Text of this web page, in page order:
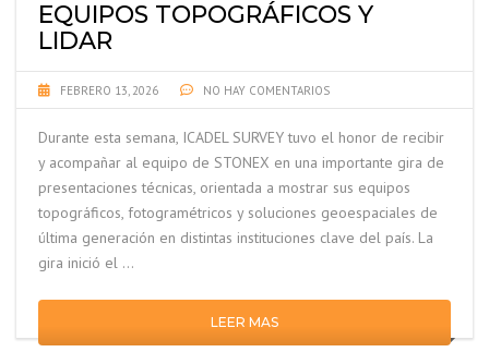
EQUIPOS TOPOGRÁFICOS Y
LIDAR
FEBRERO 13, 2026 NO HAY COMENTARIOS
Durante esta semana, ICADEL SURVEY tuvo el honor de recibir
y acompañar al equipo de STONEX en una importante gira de
presentaciones técnicas, orientada a mostrar sus equipos
topográficos, fotogramétricos y soluciones geoespaciales de
última generación en distintas instituciones clave del país. La
gira inició el …
LEER MAS